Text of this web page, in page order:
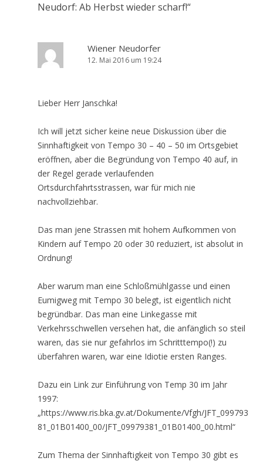
Neudorf: Ab Herbst wieder scharf!“
Wiener Neudorfer
12. Mai 2016 um 19:24
Lieber Herr Janschka!
Ich will jetzt sicher keine neue Diskussion über die
Sinnhaftigkeit von Tempo 30 – 40 – 50 im Ortsgebiet
eröffnen, aber die Begründung von Tempo 40 auf, in
der Regel gerade verlaufenden
Ortsdurchfahrtsstrassen, war für mich nie
nachvollziehbar.
Das man jene Strassen mit hohem Aufkommen von
Kindern auf Tempo 20 oder 30 reduziert, ist absolut in
Ordnung!
Aber warum man eine Schloßmühlgasse und einen
Eumigweg mit Tempo 30 belegt, ist eigentlich nicht
begründbar. Das man eine Linkegasse mit
Verkehrsschwellen versehen hat, die anfänglich so steil
waren, das sie nur gefahrlos im Schritttempo(!) zu
überfahren waren, war eine Idiotie ersten Ranges.
Dazu ein Link zur Einführung von Temp 30 im Jahr
1997:
„https://www.ris.bka.gv.at/Dokumente/Vfgh/JFT_099793
81_01B01400_00/JFT_09979381_01B01400_00.html“
Zum Thema der Sinnhaftigkeit von Tempo 30 gibt es